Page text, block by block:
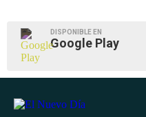
DISPONIBLE EN
Google Play